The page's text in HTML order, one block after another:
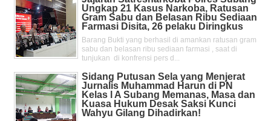
Ungkap 21 Kasus Narkoba, Ratusan
Gram Sabu dan Belasan Ribu Sediaan
Farmasi Disita, 26 pelaku Diringkus
Barang Bukti yang berhasil di amankan ratusan gram
sabu dan belasan ribu sediaan farmasi , saat di
tunjukan di konfrensi pers d...
Sidang Putusan Sela yang Menjerat
Jurnalis Muhammad Harun di PN
Kelas l A Subang Memanas, Masa dan
Kuasa Hukum Desak Saksi Kunci
Wahyu Gilang Dihadirkan!